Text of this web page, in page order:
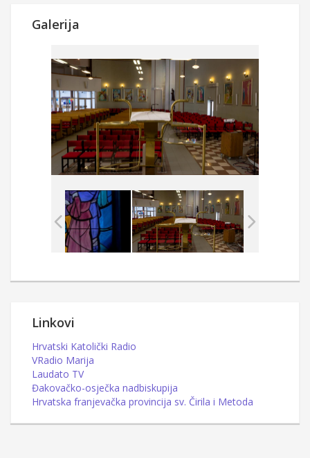
Galerija
Linkovi
Hrvatski Katolički Radio
VRadio Marija
Laudato TV
Đakovačko-osječka nadbiskupija
Hrvatska franjevačka provincija sv. Čirila i Metoda